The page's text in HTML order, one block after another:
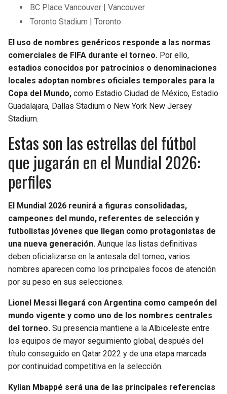
BC Place Vancouver | Vancouver
Toronto Stadium | Toronto
El uso de nombres genéricos responde a las normas
comerciales de FIFA durante el torneo. Por ello,
estadios conocidos por patrocinios o denominaciones
locales adoptan nombres oficiales temporales para la
Copa del Mundo, como Estadio Ciudad de México, Estadio
Guadalajara, Dallas Stadium o New York New Jersey
Stadium.
Estas son las estrellas del fútbol
que jugarán en el Mundial 2026:
perfiles
El Mundial 2026 reunirá a figuras consolidadas,
campeones del mundo, referentes de selección y
futbolistas jóvenes que llegan como protagonistas de
una nueva generación. Aunque las listas definitivas
deben oficializarse en la antesala del torneo, varios
nombres aparecen como los principales focos de atención
por su peso en sus selecciones.
Lionel Messi llegará con Argentina como campeón del
mundo vigente y como uno de los nombres centrales
del torneo. Su presencia mantiene a la Albiceleste entre
los equipos de mayor seguimiento global, después del
título conseguido en Qatar 2022 y de una etapa marcada
por continuidad competitiva en la selección.
Kylian Mbappé será una de las principales referencias